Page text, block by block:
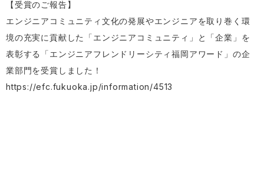
【受賞のご報告】
エンジニアコミュニティ文化の発展やエンジニアを取り巻く環
境の充実に貢献した「エンジニアコミュニティ」と「企業」を
表彰する「エンジニアフレンドリーシティ福岡アワード」の企
業部門を受賞しました！
https://efc.fukuoka.jp/information/4513